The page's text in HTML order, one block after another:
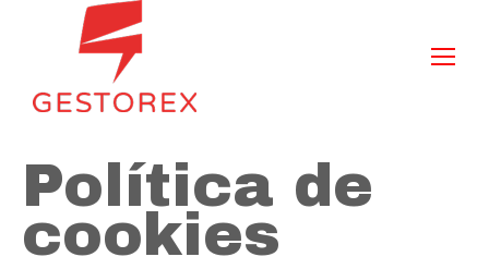
Política de
cookies